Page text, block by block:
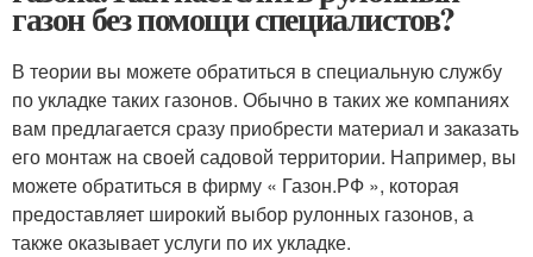
газон без помощи специалистов?
В теории вы можете обратиться в специальную службу
по укладке таких газонов. Обычно в таких же компаниях
вам предлагается сразу приобрести материал и заказать
его монтаж на своей садовой территории. Например, вы
можете обратиться в фирму « Газон.РФ », которая
предоставляет широкий выбор рулонных газонов, а
также оказывает услуги по их укладке.